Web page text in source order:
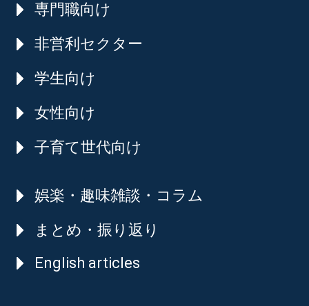
専門職向け
非営利セクター
学生向け
女性向け
子育て世代向け
娯楽・趣味雑談・コラム
まとめ・振り返り
English articles